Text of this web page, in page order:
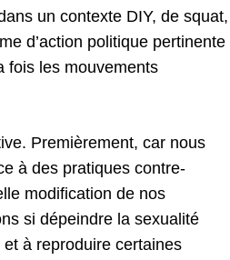
un contexte DIY, de squat,
d’action politique pertinente
fois les mouvements
Premièrement, car nous
à des pratiques contre-
modification de nos
si dépeindre la sexualité
à reproduire certaines